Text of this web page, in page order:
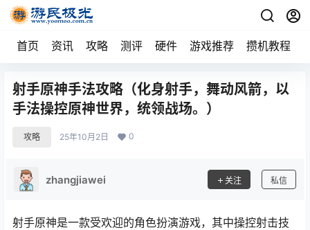
首页 资讯 攻略 测评 硬件 游戏推荐 攒机教程
射手原神手法攻略（化身射手，舞动风箭，以
手法操控原神世界，统领战场。）
攻略 25年10月2日 0
zhangjiawei 关注 私信
射手原神是一款受欢迎的角色扮演游戏，其中操控射击技